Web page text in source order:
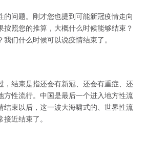
的问题。刚才您也提到可能新冠疫情走向
按照您的推算，大概什么时候能够结束？
们什么时候可以说疫情结束了。
，结束是指还会有新冠、还会有重症、还
方性流行。中国是最后一个进入地方性流
结束以后，这一波大海啸式的、世界性流
近结束了。